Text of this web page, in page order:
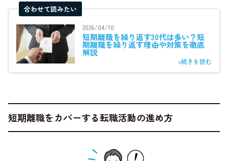
合わせて読みたい
2026/04/10
短期離職を繰り返す30代は多い？短
期離職を繰り返す理由や対策を徹底
解説
>続きを読む
短期離職をカバーする転職活動の進め方